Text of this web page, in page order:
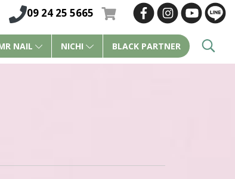
09 24 25 5665
NAIL NICHI BLACK PARTNER